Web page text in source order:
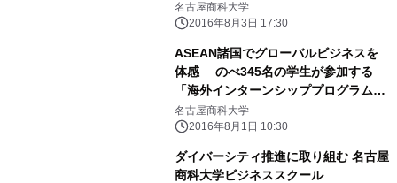
名古屋商科大学
2016年8月3日 17:30
ASEAN諸国でグローバルビジネスを
体感 のべ345名の学生が参加する
「海外インターンシッププログラム」
開始
名古屋商科大学
2016年8月1日 10:30
ダイバーシティ推進に取り組む 名古屋
商科大学ビジネススクール